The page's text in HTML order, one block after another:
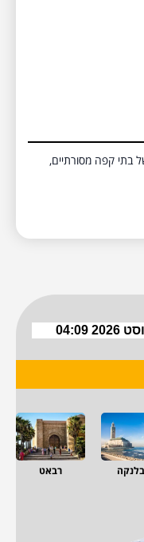
בתי קפה מסורתיים,
רבאט